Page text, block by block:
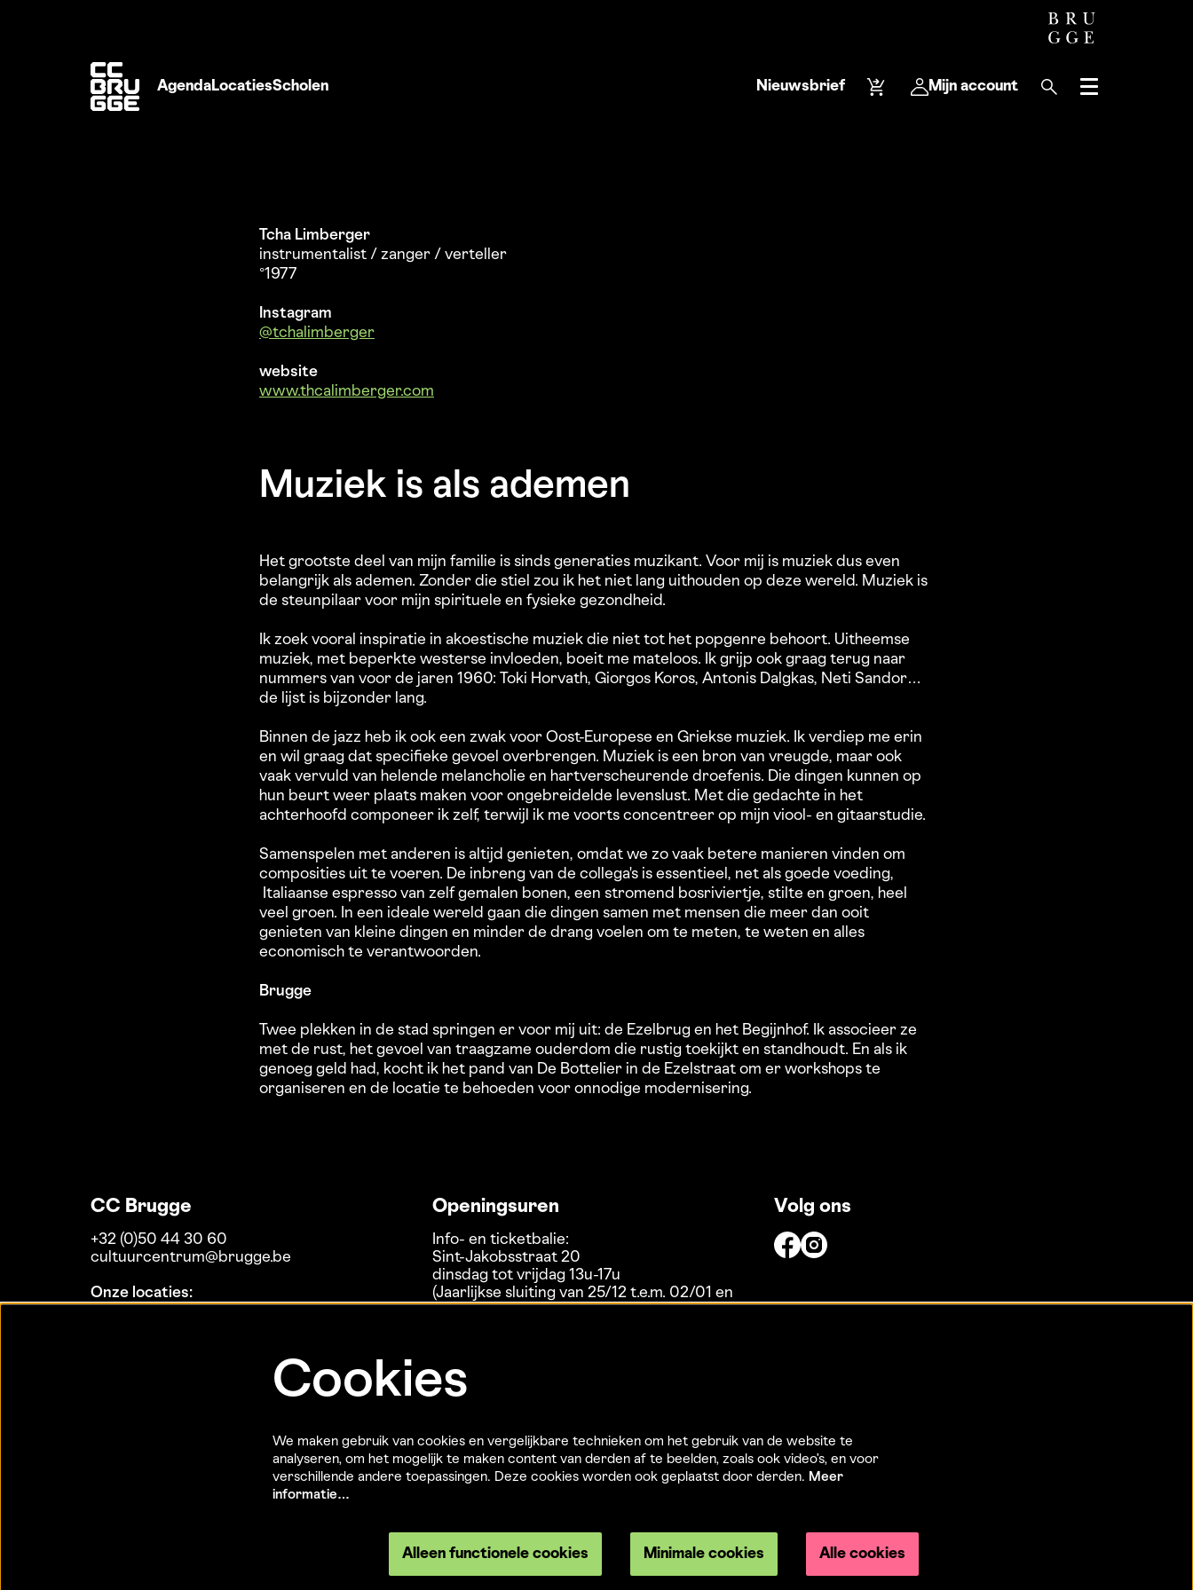
Agenda LocatiesScholen Nieuwsbrief Mijn account Menu
Tcha Limberger
instrumentalist / zanger / verteller
°1977
Instagram
@tchalimberger
website
www.thcalimberger.com
Muziek is als ademen
Het grootste deel van mijn familie is sinds generaties muzikant. Voor mij is muziek dus even
belangrijk als ademen. Zonder die stiel zou ik het niet lang uithouden op deze wereld. Muziek is
de steunpilaar voor mijn spirituele en fysieke gezondheid.
Ik zoek vooral inspiratie in akoestische muziek die niet tot het popgenre behoort. Uitheemse
muziek, met beperkte westerse invloeden, boeit me mateloos. Ik grijp ook graag terug naar
nummers van voor de jaren 1960: Toki Horvath, Giorgos Koros, Antonis Dalgkas, Neti Sandor…
de lijst is bijzonder lang.
Binnen de jazz heb ik ook een zwak voor Oost-Europese en Griekse muziek. Ik verdiep me erin
en wil graag dat specifieke gevoel overbrengen. Muziek is een bron van vreugde, maar ook
vaak vervuld van helende melancholie en hartverscheurende droefenis. Die dingen kunnen op
hun beurt weer plaats maken voor ongebreidelde levenslust. Met die gedachte in het
achterhoofd componeer ik zelf, terwijl ik me voorts concentreer op mijn viool- en gitaarstudie.
Samenspelen met anderen is altijd genieten, omdat we zo vaak betere manieren vinden om
composities uit te voeren. De inbreng van de collega's is essentieel, net als goede voeding,
Italiaanse espresso van zelf gemalen bonen, een stromend bosriviertje, stilte en groen, heel
veel groen. In een ideale wereld gaan die dingen samen met mensen die meer dan ooit
genieten van kleine dingen en minder de drang voelen om te meten, te weten en alles
economisch te verantwoorden.
Brugge
Twee plekken in de stad springen er voor mij uit: de Ezelbrug en het Begijnhof. Ik associeer ze
met de rust, het gevoel van traagzame ouderdom die rustig toekijkt en standhoudt. En als ik
genoeg geld had, kocht ik het pand van De Bottelier in de Ezelstraat om er workshops te
organiseren en de locatie te behoeden voor onnodige modernisering.
CC Brugge
+32 (0)50 44 30 60
cultuurcentrum@brugge.be
Onze locaties:
Openingsuren
Info- en ticketbalie:
Sint-Jakobsstraat 20
dinsdag tot vrijdag 13u-17u
(Jaarlijkse sluiting van 25/12 t.e.m. 02/01 en
Volg ons
Cookies
We maken gebruik van cookies en vergelijkbare technieken om het gebruik van de website te
analyseren, om het mogelijk te maken content van derden af te beelden, zoals ook video’s, en voor
verschillende andere toepassingen. Deze cookies worden ook geplaatst door derden. Meer
informatie…
Alleen functionele cookies Minimale cookies Alle cookies